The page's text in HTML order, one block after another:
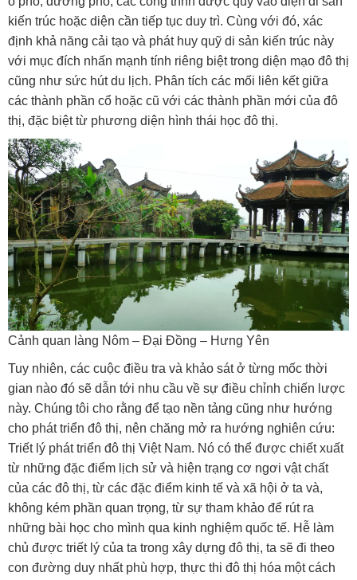
kiến trúc hoặc diện cần tiếp tục duy trì. Cùng với đó, xác
định khả năng cải tạo và phát huy quỹ di sản kiến trúc này
với mục đích nhấn mạnh tính riêng biệt trong diện mạo đô thị
cũng như sức hút du lịch. Phân tích các mối liên kết giữa
các thành phần cổ hoặc cũ với các thành phần mới của đô
thị, đặc biệt từ phương diện hình thái học đô thị.
Cảnh quan làng Nôm – Đại Đồng – Hưng Yên
Tuy nhiên, các cuộc điều tra và khảo sát ở từng mốc thời
gian nào đó sẽ dẫn tới nhu cầu về sự điều chỉnh chiến lược
này. Chúng tôi cho rằng để tạo nền tảng cũng như hướng
cho phát triển đô thị, nên chăng mở ra hướng nghiên cứu:
Triết lý phát triển đô thị Việt Nam. Nó có thể được chiết xuất
từ những đặc điểm lịch sử và hiện trạng cơ ngơi vật chất
của các đô thị, từ các đặc điểm kinh tế và xã hội ở ta và,
không kém phần quan trọng, từ sự tham khảo để rút ra
những bài học cho mình qua kinh nghiệm quốc tế. Hễ làm
chủ được triết lý của ta trong xây dựng đô thị, ta sẽ đi theo
con đường duy nhất phù hợp, thực thi đô thị hóa một cách